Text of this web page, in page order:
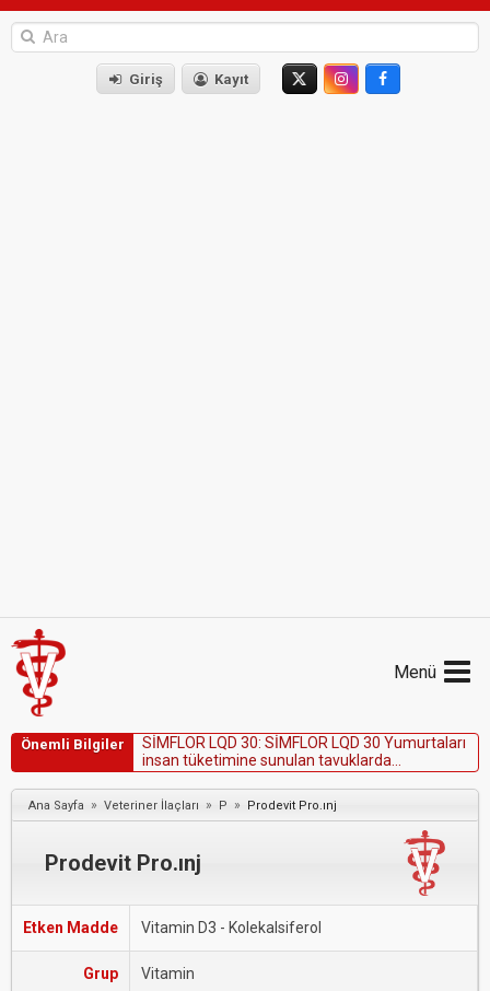
Giriş Kayıt
Menü
Önemli Bilgiler SİM FLOR LQD 30: SİM FLOR LQD 30 Yumurta arı
insan tüketimine sunu an tavukarda
kullanılmaz.
Ana Sayfa » Veteriner İlaçları » P » Prodevit Pro.ınj
Prodevit Pro.ınj
Etken Madde Vitamin D3 - Kolekalsiferol
Grup Vitamin